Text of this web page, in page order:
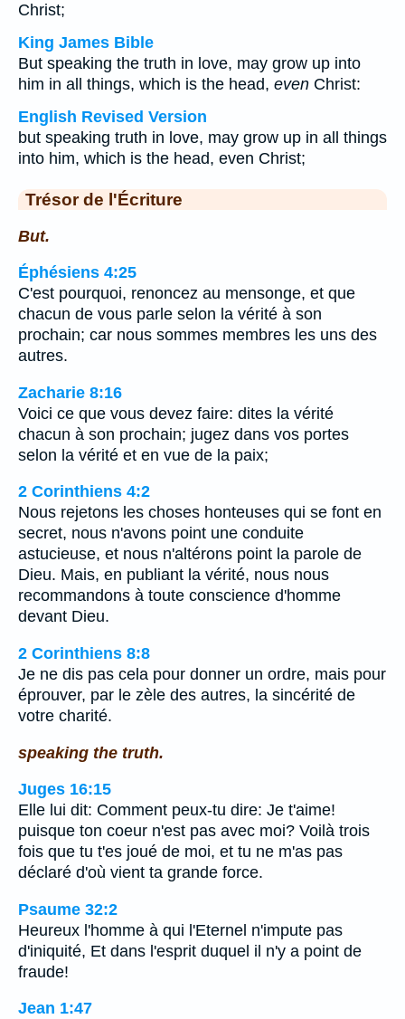
Christ;
King James Bible
But speaking the truth in love, may grow up into
him in all things, which is the head, even Christ:
English Revised Version
but speaking truth in love, may grow up in all things
into him, which is the head, even Christ;
Trésor de l'Écriture
But.
Éphésiens 4:25
C'est pourquoi, renoncez au mensonge, et que
chacun de vous parle selon la vérité à son
prochain; car nous sommes membres les uns des
autres.
Zacharie 8:16
Voici ce que vous devez faire: dites la vérité
chacun à son prochain; jugez dans vos portes
selon la vérité et en vue de la paix;
2 Corinthiens 4:2
Nous rejetons les choses honteuses qui se font en
secret, nous n'avons point une conduite
astucieuse, et nous n'altérons point la parole de
Dieu. Mais, en publiant la vérité, nous nous
recommandons à toute conscience d'homme
devant Dieu.
2 Corinthiens 8:8
Je ne dis pas cela pour donner un ordre, mais pour
éprouver, par le zèle des autres, la sincérité de
votre charité.
speaking the truth.
Juges 16:15
Elle lui dit: Comment peux-tu dire: Je t'aime!
puisque ton coeur n'est pas avec moi? Voilà trois
fois que tu t'es joué de moi, et tu ne m'as pas
déclaré d'où vient ta grande force.
Psaume 32:2
Heureux l'homme à qui l'Eternel n'impute pas
d'iniquité, Et dans l'esprit duquel il n'y a point de
fraude!
Jean 1:47